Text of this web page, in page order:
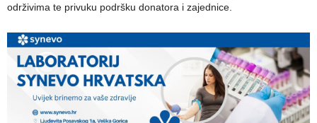
održivima te privuku podršku donatora i zajednice.